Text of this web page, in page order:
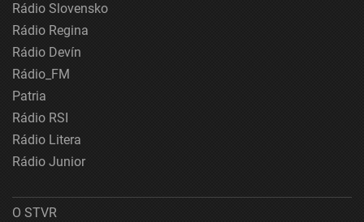
Rádio Slovensko
Rádio Regina
Rádio Devín
Rádio_FM
Patria
Rádio RSI
Rádio Litera
Rádio Junior
O STVR